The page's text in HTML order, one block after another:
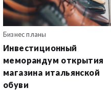
Бизнес планы
Инвестиционный
меморандум открытия
магазина итальянской
обуви